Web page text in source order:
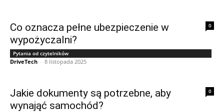
0
Co oznacza pełne ubezpieczenie w
wypożyczalni?
Pytania od czytelników
DriveTech - 8 listopada 2025
0
Jakie dokumenty są potrzebne, aby
wynająć samochód?